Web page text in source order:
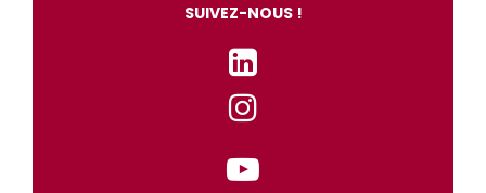
SUIVEZ-NOUS !